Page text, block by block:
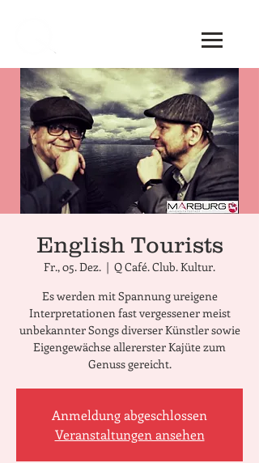
English Tourists
Fr., 05. Dez.
  |
Q Café. Club. Kultur.
Es werden mit Spannung ureigene
Interpretationen fast vergessener meist
unbekannter Songs diverser Künstler sowie
Eigengewächse allererster Kajüte zum
Genuss gereicht.
Anmeldung abgeschlossen
Veranstaltungen ansehen